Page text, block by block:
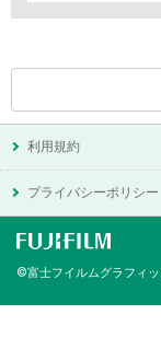
利用規約
プライバシーポリシー
©富士フイルムグラフィ